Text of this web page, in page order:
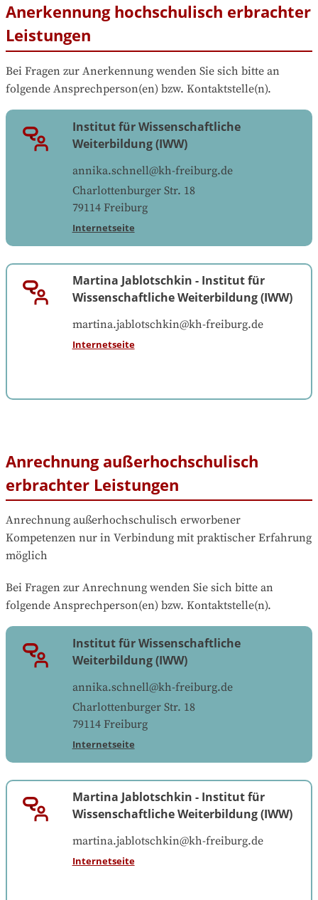
Anerkennung hochschulisch erbrachter
Leistungen
Bei Fragen zur Anerkennung wenden Sie sich bitte an
folgende Ansprechperson(en) bzw. Kontaktstelle(n).
Institut für Wissenschaftliche
Weiterbildung (IWW)
annika.schnell@kh-freiburg.de
Charlottenburger Str. 18
79114 Freiburg
Internetseite
Martina Jablotschkin - Institut für
Wissenschaftliche Weiterbildung (IWW)
martina.jablotschkin@kh-freiburg.de
Internetseite
Anrechnung außerhochschulisch
erbrachter Leistungen
Anrechnung außerhochschulisch erworbener
Kompetenzen nur in Verbindung mit praktischer Erfahrung
möglich
Bei Fragen zur Anrechnung wenden Sie sich bitte an
folgende Ansprechperson(en) bzw. Kontaktstelle(n).
Institut für Wissenschaftliche
Weiterbildung (IWW)
annika.schnell@kh-freiburg.de
Charlottenburger Str. 18
79114 Freiburg
Internetseite
Martina Jablotschkin - Institut für
Wissenschaftliche Weiterbildung (IWW)
martina.jablotschkin@kh-freiburg.de
Internetseite